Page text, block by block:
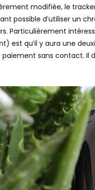
modifiée, le
possible d’utiliser un
Particulièrement
est qu’il y aura une
sans contact. Il